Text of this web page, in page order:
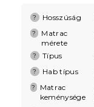
? Hosszúság
?
Matrac
mérete
? Típus
? Hab típus
?
Matrac
keménysége